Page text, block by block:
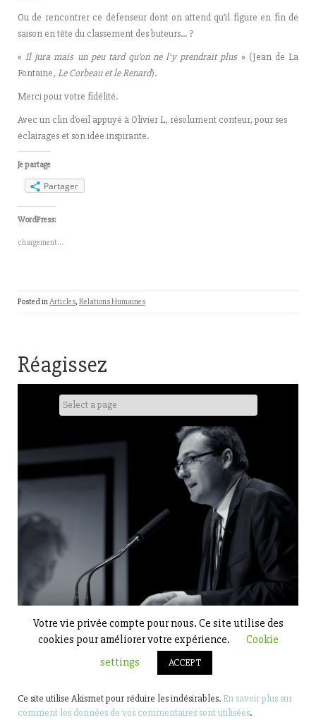
Ou de rencontrer ce défenseur dont on attend qu’il figure en fin de
saison en tête du classement des buteurs… ?
«Il jura mais un peu tard qu’on ne l’y prendrait plus» (Jean de La
Fontaine, Le Corbeau et le Renard).
Merci pour votre fidélité.
Avec un clin d’oeil appuyé à Olivier L, résolument conteur, pour ses
éclairages et son idée inspirante.
Je partage
Partager
WordPress:
chargement…
Posted inArticles, Relations Humaines
Réagissez
Ce site utilise Akismet pour réduire les indésirables. En savoir plus sur
comment les données de vos commentaires sont utilisées.